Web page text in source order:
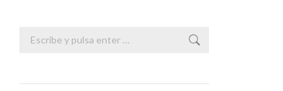
Buscar: